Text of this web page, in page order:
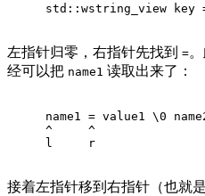
std::wstring_view key
左指针归零，右指针先找到 =
经可以把 name1 读取出来了：
name1 = value1 \0
^     ^
l     r
接着左指针移到右指针（也就是